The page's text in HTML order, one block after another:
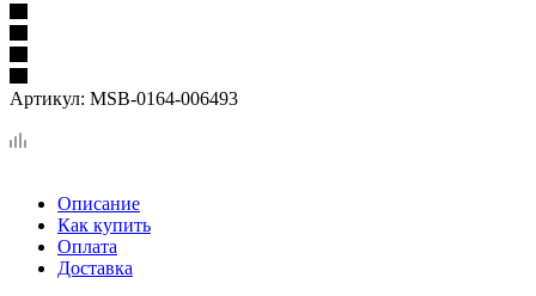
Артикул: MSB-0164-006493
Описание
Как купить
Оплата
Доставка